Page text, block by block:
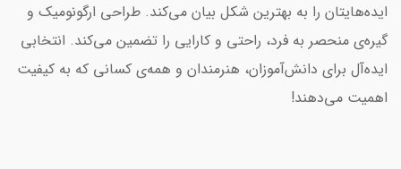
ایده‌هایتان را به بهترین شکل بیان می‌کند. طراحی ارگونومیک و
گیره‌ی منحصر به فرد، راحتی و کارایی را تضمین می‌کند. انتخابی
ایده‌آل برای دانش‌آموزان، هنرمندان و همه‌ی کسانی که به کیفیت
اهمیت می‌دهند!